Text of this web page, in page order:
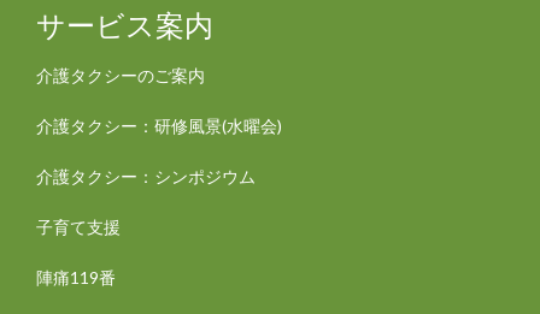
サービス案内
介護タクシーのご案内
介護タクシー：研修風景(水曜会)
介護タクシー：シンポジウム
子育て支援
陣痛119番